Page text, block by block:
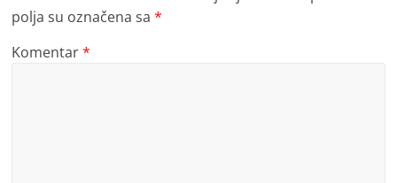
polja su označena sa*
Komentar*